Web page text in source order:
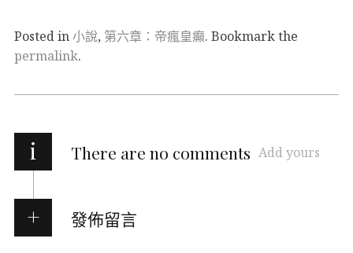
Posted in小說, 第六章：帝瘋皇癲. Bookmark the
permalink.
i There are no comments Add yours
發佈留言